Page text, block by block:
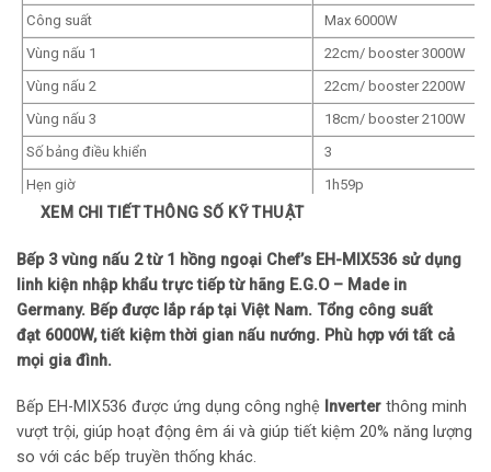
Công suất
Max 6000W
Vùng nấu 1
22cm/ booster 3000W
Vùng nấu 2
22cm/ booster 2200W
Vùng nấu 3
18cm/ booster 2100W
Số bảng điều khiển
3
Hẹn giờ
1h59p
Tiêu chuẩn chất lượng
Tính năng thông minh
Dừng bếp tạm thời
Có
Nấu ninh/hầm tự động
Có
Tự động chia sẻ công suất
Hâm nóng/Warming
Có
Tự nhận diện kích cỡ nồi
XEM CHI TIẾT THÔNG SỐ KỸ THUẬT
Bếp 3 vùng nấu 2 từ 1 hồng ngoại Chef’s EH-MIX536 sử dụng
linh kiện nhập khẩu trực tiếp từ hãng E.G.O – Made in
Germany. Bếp được lắp ráp tại Việt Nam. Tổng công suất
đạt 6000W, tiết kiệm thời gian nấu nướng. Phù hợp với tất cả
mọi gia đình.
Bếp EH-MIX536 được ứng dụng công nghệ Inverter thông minh
vượt trội, giúp hoạt động êm ái và giúp tiết kiệm 20% năng lượng
so với các bếp truyền thống khác.